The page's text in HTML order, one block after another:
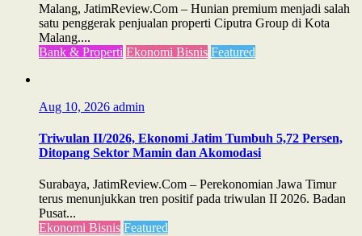
Malang, JatimReview.Com – Hunian premium menjadi salah
satu penggerak penjualan properti Ciputra Group di Kota
Malang....
Bank & Properti Ekonomi Bisnis Featured
Aug 10, 2026 admin
Triwulan II/2026, Ekonomi Jatim Tumbuh 5,72 Persen,
Ditopang Sektor Mamin dan Akomodasi
Surabaya, JatimReview.Com – Perekonomian Jawa Timur
terus menunjukkan tren positif pada triwulan II 2026. Badan
Pusat...
Ekonomi Bisnis Featured